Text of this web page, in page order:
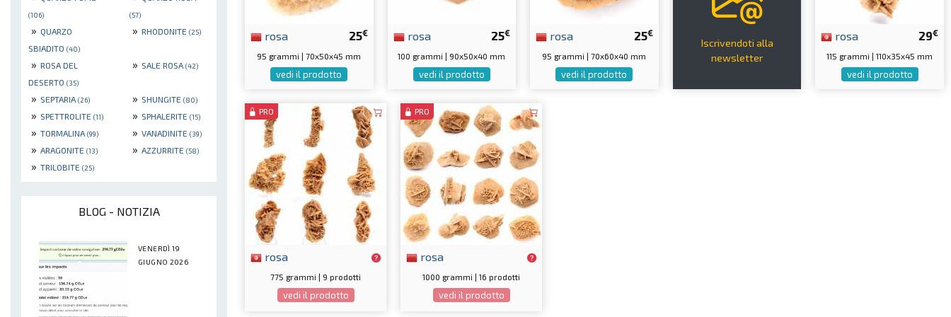
(106) (57)
» QUARZO
SBIADITO (40)
» RHODONITE (25)
» ROSA DEL
DESERTO (35)
» SALE ROSA (42)
» SEPTARIA (26) » SHUNGITE (80)
» SPETTROLITE (11) » SPHALERITE (15)
» TORMALINA (99) » VANADINITE (39)
» ARAGONITE (13) » AZZURRITE (58)
» TRILOBITE (25)
BLOG - NOTIZIA
VENERDÌ 19
GIUGNO 2026
25€
rosa
95 grammi | 70x50x45 mm
vedi il prodotto
25€
rosa
100 grammi | 90x50x40 mm
vedi il prodotto
25€
rosa
95 grammi | 70x60x40 mm
vedi il prodotto
Iscrivendoti alla
newsletter
29€
rosa
115 grammi | 110x35x45 mm
vedi il prodotto
PRO
rosa
775 grammi | 9 prodotti
vedi il prodotto
PRO
rosa
1000 grammi | 16 prodotti
vedi il prodotto